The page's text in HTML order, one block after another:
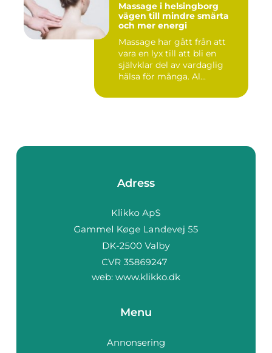
Massage i helsingborg
vägen till mindre smärta
och mer energi
Massage har gått från att
vara en lyx till att bli en
självklar del av vardaglig
hälsa för många. Al...
Adress
web: www.klikko.dk
Menu
Annonsering